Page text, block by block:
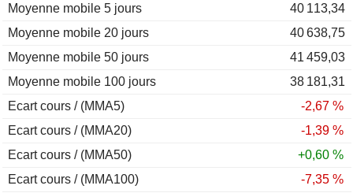
Moyenne mobile 5 jours
40 113,34
Moyenne mobile 20 jours
40 638,75
Moyenne mobile 50 jours
41 459,03
Moyenne mobile 100 jours
38 181,31
Ecart cours / (MMA5)
-2,67 %
Ecart cours / (MMA20)
-1,39 %
Ecart cours / (MMA50)
+0,60 %
Ecart cours / (MMA100)
-7,35 %
2011
-18,88 %
2010
+9,42 %
2009
+67,91 %
2008
-45,98 %
2007
2006